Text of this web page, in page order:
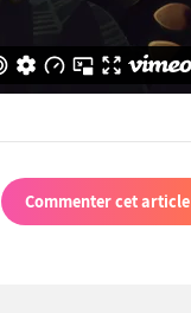
Commenter cet article